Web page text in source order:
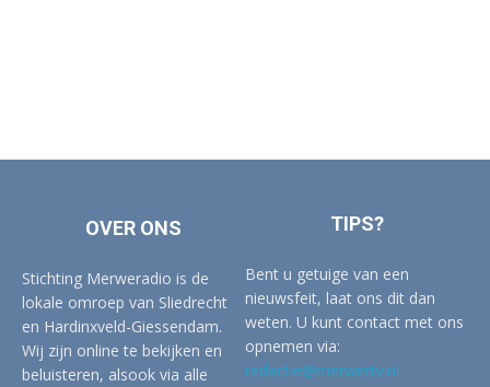
OVER ONS
Stichting Merweradio is de
lokale omroep van Sliedrecht
en Hardinxveld-Giessendam.
Wij zijn online te bekijken en
beluisteren, alsook via alle
TIPS?
Bent u getuige van een
nieuwsfeit, laat ons dit dan
weten. U kunt contact met ons
opnemen via:
redactie@merwertv.nl